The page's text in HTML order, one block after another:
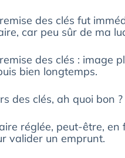
des clés fut
car peu sûr de ma
des clés : image
bien longtemps.
des clés, ah quoi bon
réglée, peut-être, en
valider un emprunt.